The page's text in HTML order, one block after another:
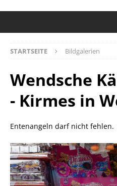
STARTSEITE Bildgalerien
Wendsche
- Kirmes in
Entenangeln darf nicht fehlen.